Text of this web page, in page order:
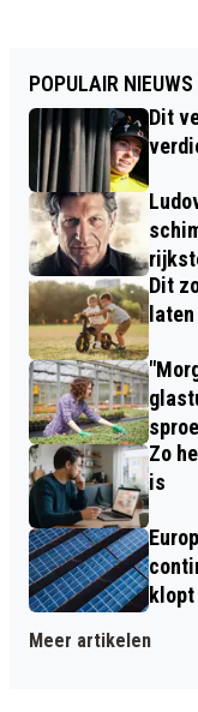
POPULAIR NIEUWS
Dit
Dit
Zo
is
Meer artikelen